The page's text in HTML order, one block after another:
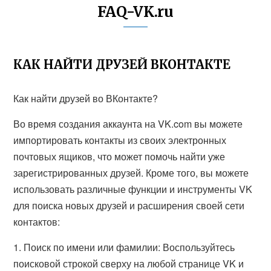
FAQ-VK.ru
КАК НАЙТИ ДРУЗЕЙ ВКОНТАКТЕ
Как найти друзей во ВКонтакте?
Во время создания аккаунта на VK.com вы можете
импортировать контакты из своих электронных
почтовых ящиков, что может помочь найти уже
зарегистрированных друзей. Кроме того, вы можете
использовать различные функции и инструменты VK
для поиска новых друзей и расширения своей сети
контактов:
1. Поиск по имени или фамилии: Воспользуйтесь
поисковой строкой сверху на любой странице VK и